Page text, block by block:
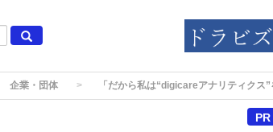
企業・団体 「だから私は“digicareアナリティクス